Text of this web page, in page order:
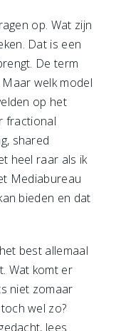
op. Wat zijn
Dat is een
De term
welk model
op het
fractional
shared
heel raar als ik
Mediabureau
bieden en dat
best allemaal
Wat komt er
niet zomaar
wel zo?
lees